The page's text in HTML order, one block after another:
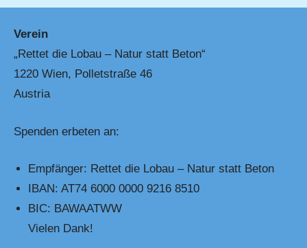
Verein
„Rettet die Lobau – Natur statt Beton“
1220 Wien, Polletstraße 46
Austria
Spenden erbeten an:
Empfänger: Rettet die Lobau – Natur statt Beton
IBAN: AT74 6000 0000 9216 8510
BIC: BAWAATWW
Vielen Dank!